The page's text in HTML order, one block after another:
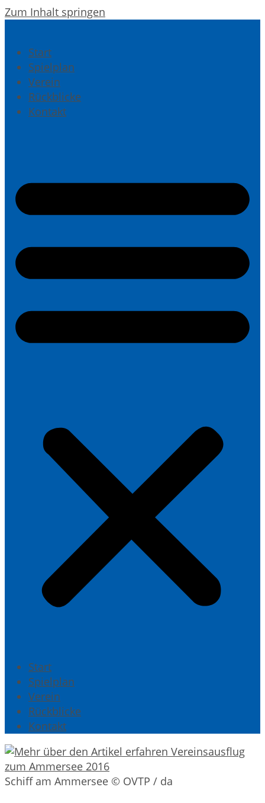
Zum Inhalt springen
Start
Spielplan
Verein
Rückblicke
Kontakt
Start
Spielplan
Verein
Rückblicke
Kontakt
Schiff am Ammersee © OVTP / da